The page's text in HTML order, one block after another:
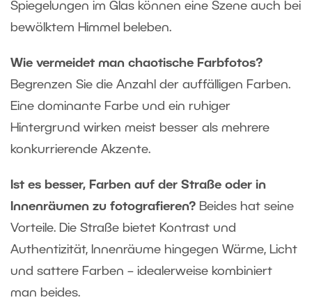
Spiegelungen im Glas können eine Szene auch bei
bewölktem Himmel beleben.
Wie vermeidet man chaotische Farbfotos?
Begrenzen Sie die Anzahl der auffälligen Farben.
Eine dominante Farbe und ein ruhiger
Hintergrund wirken meist besser als mehrere
konkurrierende Akzente.
Ist es besser, Farben auf der Straße oder in
Innenräumen zu fotografieren? Beides hat seine
Vorteile. Die Straße bietet Kontrast und
Authentizität, Innenräume hingegen Wärme, Licht
und sattere Farben – idealerweise kombiniert
man beides.